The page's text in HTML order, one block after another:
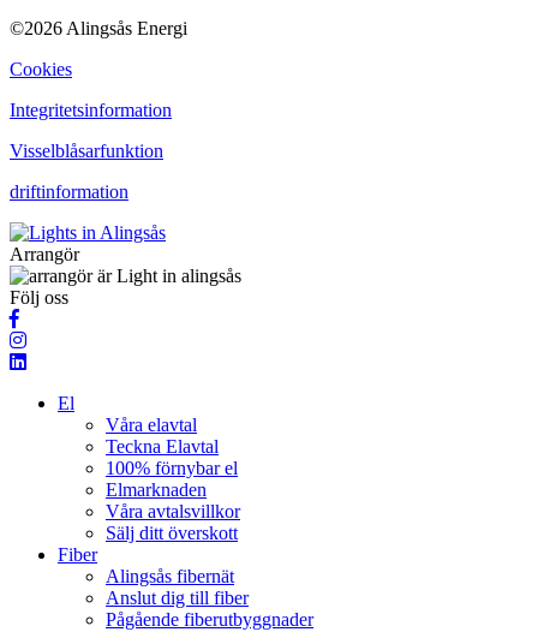
©2026 Alingsås Energi
Cookies
Integritetsinformation
Visselblåsarfunktion
driftinformation
Arrangör
Följ oss
El
Våra elavtal
Teckna Elavtal
100% förnybar el
Elmarknaden
Våra avtalsvillkor
Sälj ditt överskott
Fiber
Alingsås fibernät
Anslut dig till fiber
Pågående fiberutbyggnader